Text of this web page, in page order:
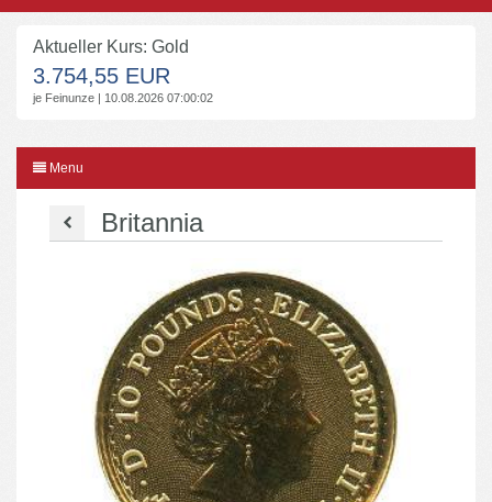
Aktueller Kurs: Gold
3.754,55 EUR
je Feinunze | 10.08.2026 07:00:02
Menu
Britannia